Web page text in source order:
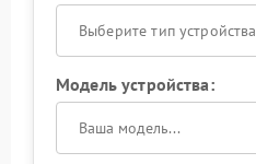
Выберите тип устройства
Модель устройства: